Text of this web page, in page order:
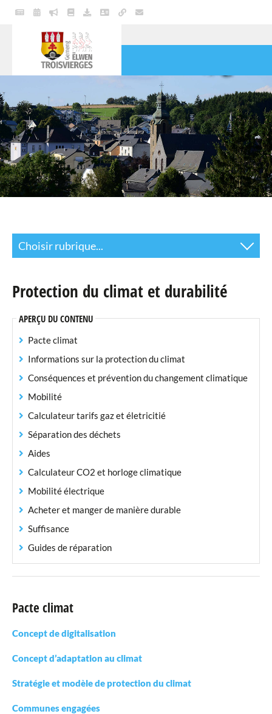
COMMUNE
SERVICES
VIE PRATIQUE
Choisir rubrique...
Taxes communales
Règlements communaux
Enseignement scolaire
Internat Privé
Crèche
Mobilité
Protection du climat et durabilité
Protection du climat et durabilité
APERÇU DU CONTENU
Pacte climat
Informations sur la protection du climat
Conséquences et prévention du changement climatique
Mobilité
Calculateur tarifs gaz et életricitié
Séparation des déchets
Aides
Calculateur CO2 et horloge climatique
Mobilité électrique
Acheter et manger de manière durable
Suffisance
Guides de réparation
Pacte climat
Concept de digitalisation
Concept d’adaptation au climat
Stratégie et modèle de protection du climat
Communes engagées